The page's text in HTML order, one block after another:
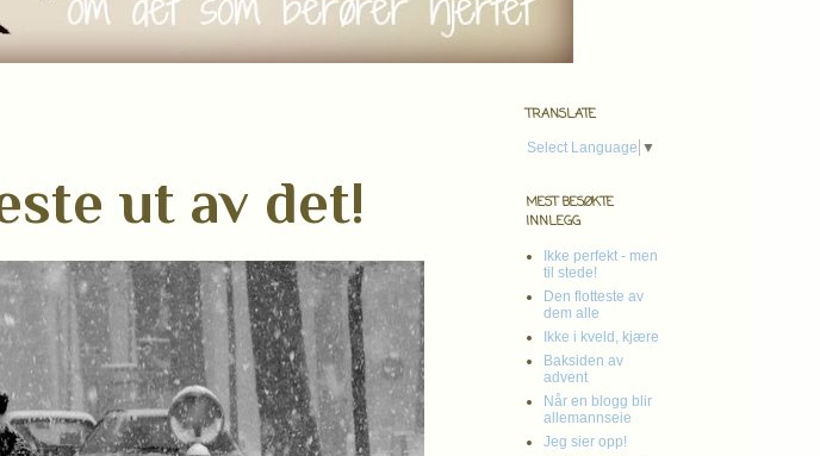
ut av det!
TRANSLATE
Select Language ▼
MEST BESØKTE
INNLEGG
Ikke perfekt - men
til stede!
Den flotteste av
dem alle
Ikke i kveld, kjære
Baksiden av
advent
Når en blogg blir
allemannseie
Jeg sier opp!